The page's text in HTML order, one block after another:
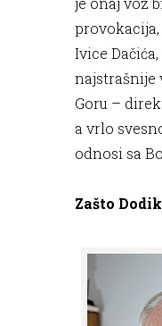
Ivice
najstrašnije
Goru –
a vrlo
odnosi sa
Zašto